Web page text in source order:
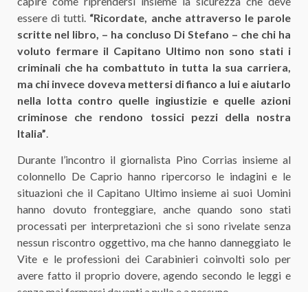
essere di tutti. “Ricordate, anche attraverso le parole
scritte nel libro, – ha concluso Di Stefano – che chi ha
voluto fermare il Capitano Ultimo non sono stati i
criminali che ha combattuto in tutta la sua carriera,
ma chi invece doveva mettersi di fianco a lui e aiutarlo
nella lotta contro quelle ingiustizie e quelle azioni
criminose che rendono tossici pezzi della nostra
Italia”.
Durante l’incontro il giornalista Pino Corrias insieme al
colonnello De Caprio hanno ripercorso le indagini e le
situazioni che il Capitano Ultimo insieme ai suoi Uomini
hanno dovuto fronteggiare, anche quando sono stati
processati per interpretazioni che si sono rivelate senza
nessun riscontro oggettivo, ma che hanno danneggiato le
Vite e le professioni dei Carabinieri coinvolti solo per
avere fatto il proprio dovere, agendo secondo le leggi e